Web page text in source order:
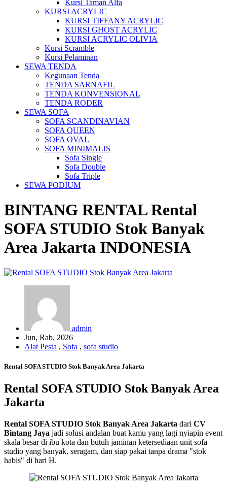
Kursi Taman Alfa
KURSI ACRYLIC
KURSI TIFFANY ACRYLIC
KURSI GHOST ACRYLIC
KURSI ACRYLIC OLIVIA
Kursi Scramble
Kursi Pelaminan
SEWA TENDA
Kegunaan Tenda
TENDA SARNAFIL
TENDA KONVENSIONAL
TENDA RODER
SEWA SOFA
SOFA SCANDINAVIAN
SOFA QUEEN
SOFA OVAL
SOFA MINIMALIS
Sofa Single
Sofa Double
Sofa Triple
SEWA PODIUM
BINTANG RENTALRental
SOFA STUDIO Stok Banyak
Area Jakarta INDONESIA
admin
Jun, Rab, 2026
Alat Pesta , Sofa , sofa studio
Rental SOFA STUDIO Stok Banyak Area Jakarta
Rental SOFA STUDIO Stok Banyak Area
Jakarta
Rental SOFA STUDIO Stok Banyak Area Jakarta dari CV
Bintang Jaya jadi solusi andalan buat kamu yang lagi nyiapin event
skala besar di ibu kota dan butuh jaminan ketersediaan unit sofa
studio yang banyak, seragam, dan siap pakai tanpa drama "stok
habis" di hari H.